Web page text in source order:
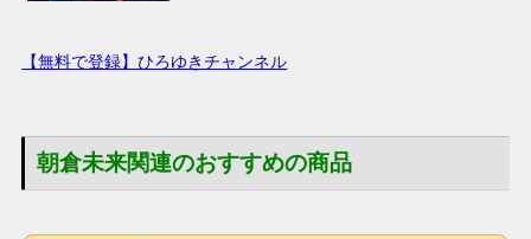
【無料で登録】ひろゆきチャンネル
朝倉未来関連のおすすめの商品